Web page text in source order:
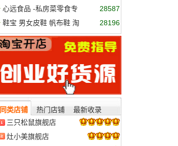
店
心远食品 -私房菜零食专
家
28587
鞋宝 男女皮鞋 帆布鞋 淘
宝
28196
同类店铺 热门店铺
最新收录
三只松鼠旗舰店
灶小美旗舰店